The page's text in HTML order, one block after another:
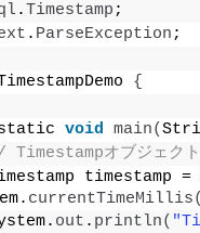
.Timestamp ;
. ParseException ;
{
void main(
オブジェク
timestamp =
currentTimeMillis
out . println(